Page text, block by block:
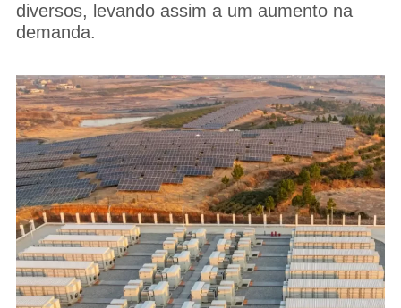
diversos, levando assim a um aumento na
demanda.